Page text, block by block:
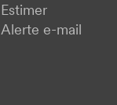
Estimer
Alerte e-mail